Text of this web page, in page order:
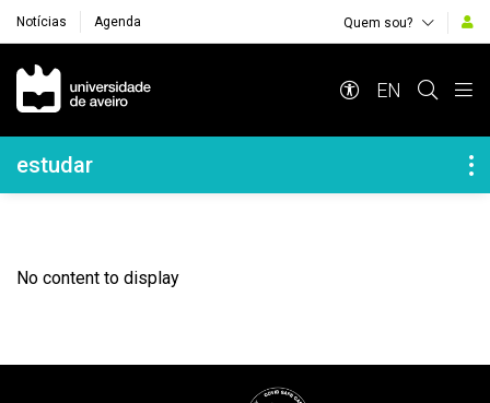
Notícias Agenda Quem sou?
Navegação Principal
EN
Navegação Lateral
estudar
No content to display